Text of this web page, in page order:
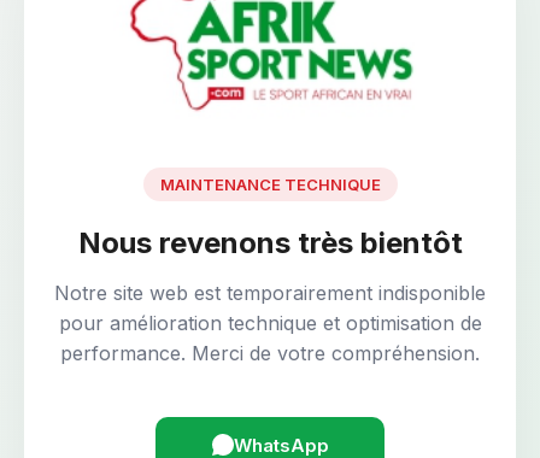
MAINTENANCE TECHNIQUE
Nous revenons très bientôt
Notre site web est temporairement indisponible
pour amélioration technique et optimisation de
performance. Merci de votre compréhension.
WhatsApp